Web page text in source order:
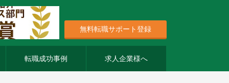
無料転職サポート登録
転職成功事例 求人企業様へ